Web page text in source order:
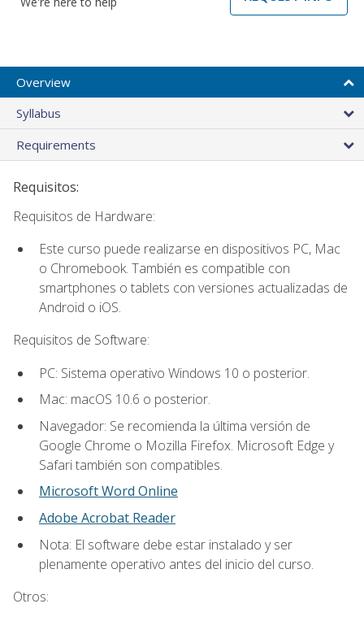
Overview
Syllabus
Requirements
Requisitos:
Requisitos de Hardware:
Este curso puede realizarse en dispositivos PC, Mac
o Chromebook. También es compatible con
smartphones o tablets con versiones actualizadas de
Android o iOS.
Requisitos de Software:
PC: Sistema operativo Windows 10 o posterior.
Mac: macOS 10.6 o posterior.
Navegador: Se recomienda la última versión de
Google Chrome o Mozilla Firefox. Microsoft Edge y
Safari también son compatibles.
Microsoft Word Online
Adobe Acrobat Reader
Nota: El software debe estar instalado y ser
plenamente operativo antes del inicio del curso.
Otros: